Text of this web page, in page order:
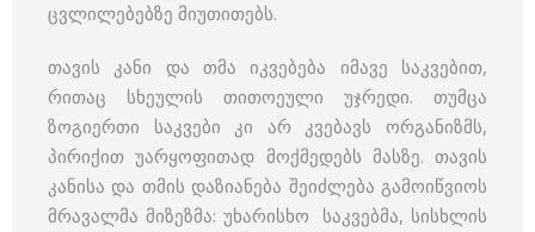
ცვლილებებზე მიუთითებს.
თავის კანი და თმა იკვებება იმავე საკვებით,
რითაც სხეულის თითოეული უჯრედი. თუმცა
ზოგიერთი საკვები კი არ კვებავს ორგანიზმს,
პირიქით უარყოფითად მოქმედებს მასზე. თავის
კანისა და თმის დაზიანება შეიძლება გამოიწვიოს
მრავალმა მიზეზმა: უხარისხო საკვებმა, სისხლის